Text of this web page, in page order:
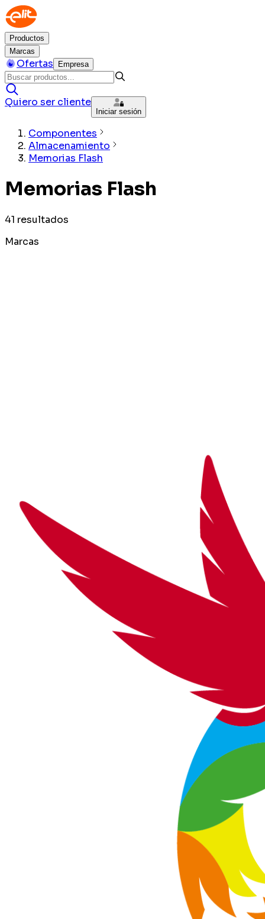
Productos
Marcas
Ofertas Empresa
Quiero ser cliente
Iniciar sesión
Componentes
Almacenamiento
Memorias Flash
Memorias Flash
41 resultados
Marcas